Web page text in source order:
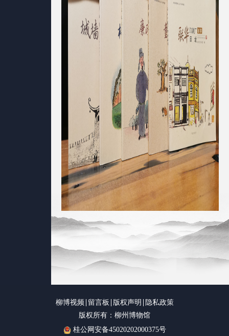
柳博视频 留言板 版权声明
隐私政策
版权所有：柳州博物馆
桂公网安备45020202000375号